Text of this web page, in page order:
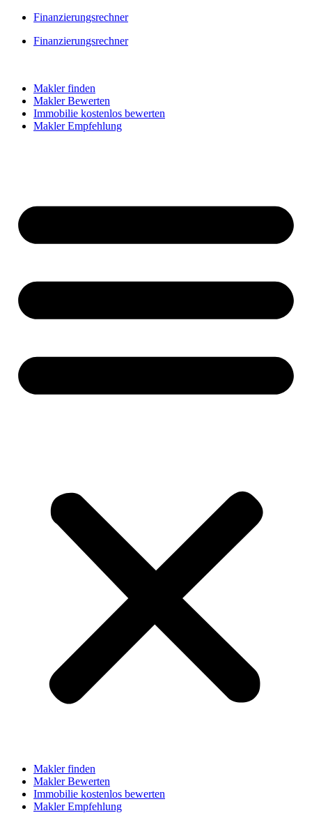
Skip
content
Finanzierungsrechner
Finanzierungsrechner
Makler finden
Makler Bewerten
Immobilie kostenlos bewerten
Makler Empfehlung
Makler finden
Makler Bewerten
Immobilie kostenlos bewerten
Makler Empfehlung